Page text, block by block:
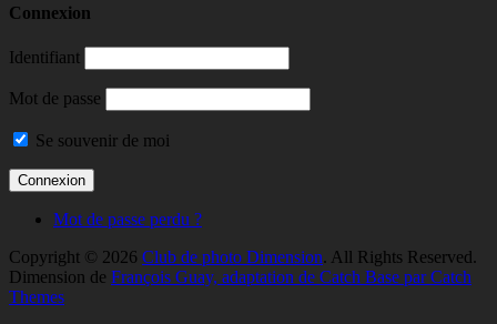
Connexion
Identifiant
Mot de passe
Se souvenir de moi
Mot de passe perdu ?
Copyright © 2026 Club de photo Dimension. All Rights Reserved.
Dimension de François Guay, adaptation de Catch Base par Catch
Themes